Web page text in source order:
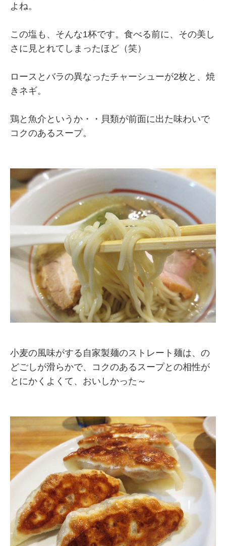
よね。
この塩も、そんな1杯です。食べる前に、その美し
さに見とれてしまったほど（笑）
ロースとバラの異なったチャーシューが2枚と、焼
きネギ。
鶏と魚介というか・・貝類が前面に出た味わいで
コクのあるスープ。
小麦の風味がする自家製麺のストレート麺は、の
どごしが滑らかで、コクのあるスープとの相性が
とにかくよくて、おいしかった～